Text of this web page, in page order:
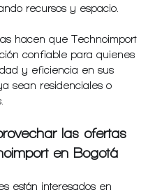
recursos y espacio.
hacen que Technoimport
confiable para quienes
y eficiencia en sus
sean residenciales o
las ofertas
en Bogotá
están interesados en